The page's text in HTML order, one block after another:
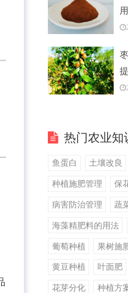
用
热门农业知
鱼蛋白 土壤改良
种植施肥管理 保
病害防治管理 蔬
海藻精肥料的用法
葡萄种植 果树施
黄豆种植 叶面肥
花芽分化 种植方